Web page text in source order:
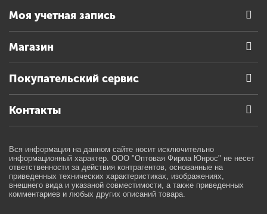
Моя учетная запись
Магазин
Покупательский сервис
Контакты
Вся информация на данном сайте носит исключительно
информационный характер. ООО "Оптовая Фирма Юнрос" не несет
ответственности за действия контрагентов, основанные на
приведенных технических характеристиках, изображениях,
внешнего вида и указаной совместимости, а также приведенных
комментариев и любых других описаний товара.